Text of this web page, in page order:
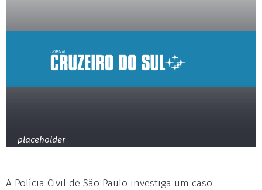
placeholder
A Polícia Civil de São Paulo investiga um caso